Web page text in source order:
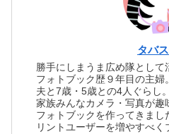
タバ
勝手にしまうま広め隊として
フォトブック歴９年目の主婦。
夫と7歳・5歳との4人ぐらし。
家族みんなカメラ・写真が趣
フォトブックを作ってきま
リントユーザーを増やすべく